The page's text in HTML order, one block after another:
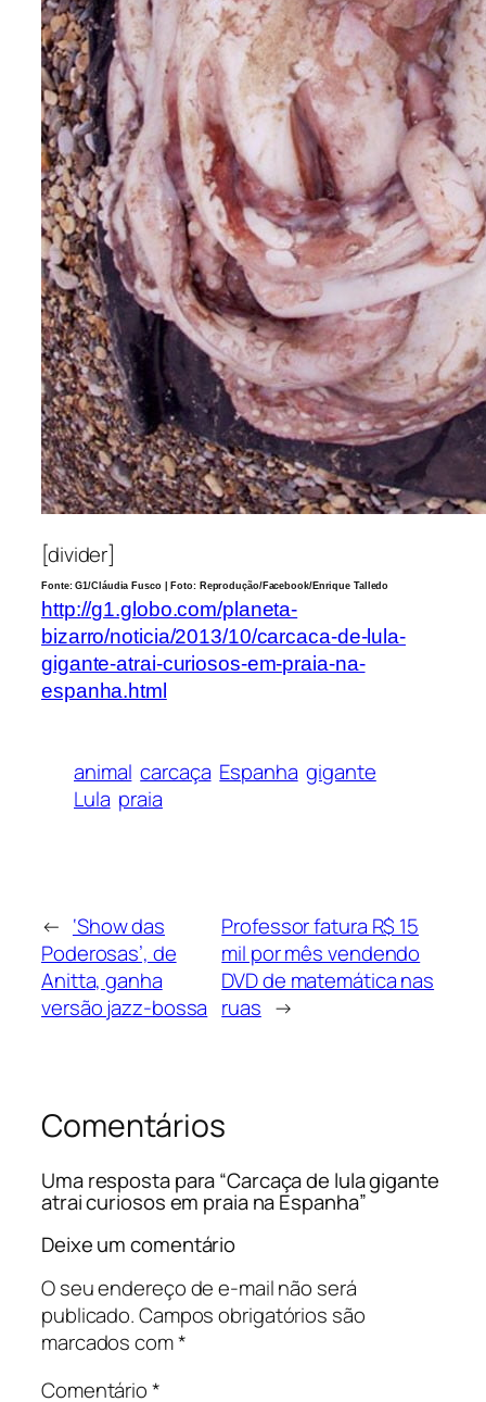
[divider]
Fonte: G1/Cláudia Fusco | Foto: Reprodução/Facebook/Enrique Talledo
http://g1.globo.com/planeta-
bizarro/noticia/2013/10/carcaca-de-lula-
gigante-atrai-curiosos-em-praia-na-
espanha.html
animal carcaça Espanha gigante
Lula praia
← ‘Show das
Poderosas’, de
Anitta, ganha
versão jazz-bossa
Professor fatura R$ 15
mil por mês vendendo
DVD de matemática nas
ruas →
Comentários
Uma resposta para “Carcaça de lula gigante
atrai curiosos em praia na Espanha”
Deixe um comentário
O seu endereço de e-mail não será
publicado.Campos obrigatórios são
marcados com*
Comentário*